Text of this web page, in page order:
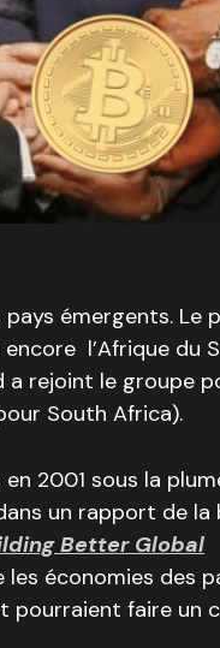
émergents. Le
l’Afrique du
a rejoint le groupe
South Africa).
2001 sous la
un rapport de la
Better Global
économies des
pourraient faire un